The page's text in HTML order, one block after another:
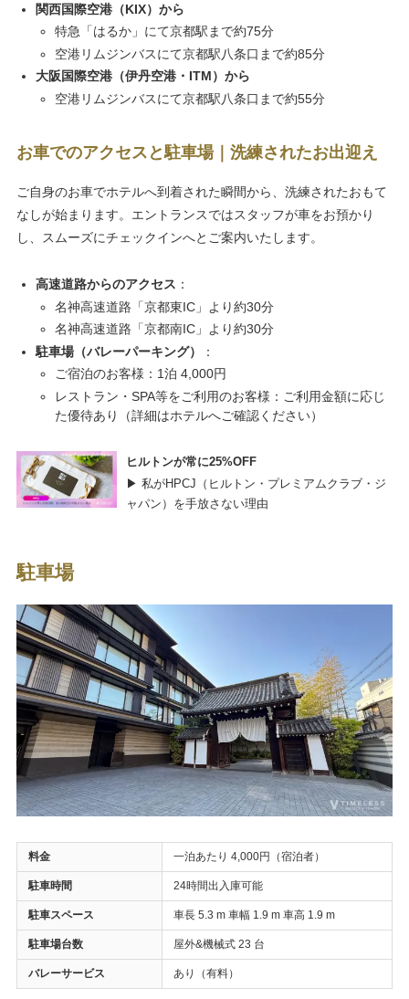
関西国際空港（KIX）から
特急「はるか」にて京都駅まで約75分
空港リムジンバスにて京都駅八条口まで約85分
大阪国際空港（伊丹空港・ITM）から
空港リムジンバスにて京都駅八条口まで約55分
お車でのアクセスと駐車場｜洗練されたお出迎え
ご自身のお車でホテルへ到着された瞬間から、洗練されたおもて
なしが始まります。エントランスではスタッフが車をお預かり
し、スムーズにチェックインへとご案内いたします。
高速道路からのアクセス ：
名神高速道路「京都東IC」より約30分
名神高速道路「京都南IC」より約30分
駐車場（バレーパーキング）
：
ご宿泊のお客様：1泊 4,000円
レストラン・SPA等をご利用のお客様：ご利用金額に応じ
た優待あり（詳細はホテルへご確認ください）
ヒルトンが常に25%OFF
▶ 私がHPCJ（ヒルトン・プレミアムクラブ・ジ
ャパン）を手放さない理由
駐車場
料金 一泊あたり 4,000円（宿泊者）
駐車時間 24時間出入庫可能
駐車スペース 車長 5.3 m 車幅 1.9 m 車高 1.9 m
駐車場台数 屋外&機械式 23 台
バレーサービス あり（有料）